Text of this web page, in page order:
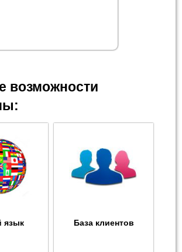
возможности
язык База клиентов